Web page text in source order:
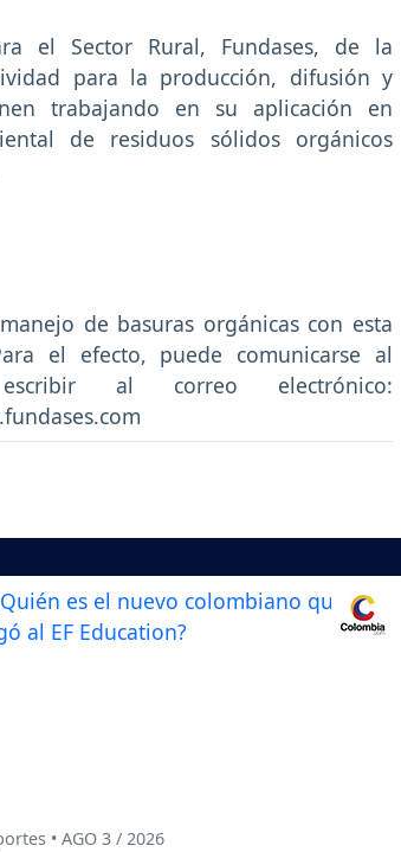
el Sector Rural, Fundases, de la
para la producción, difusión y
trabajando en su aplicación en
de residuos sólidos orgánicos
de basuras orgánicas con esta
el efecto, puede comunicarse al
al correo electrónico:
• AGO 3 / 2026